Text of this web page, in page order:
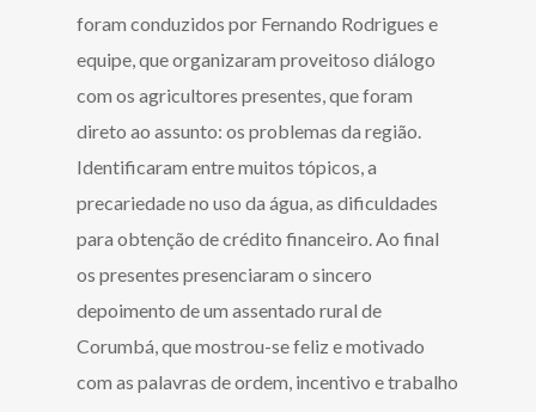
foram conduzidos por Fernando Rodrigues e
equipe, que organizaram proveitoso diálogo
com os agricultores presentes, que foram
direto ao assunto: os problemas da região.
Identificaram entre muitos tópicos, a
precariedade no uso da água, as dificuldades
para obtenção de crédito financeiro. Ao final
os presentes presenciaram o sincero
depoimento de um assentado rural de
Corumbá, que mostrou-se feliz e motivado
com as palavras de ordem, incentivo e trabalho